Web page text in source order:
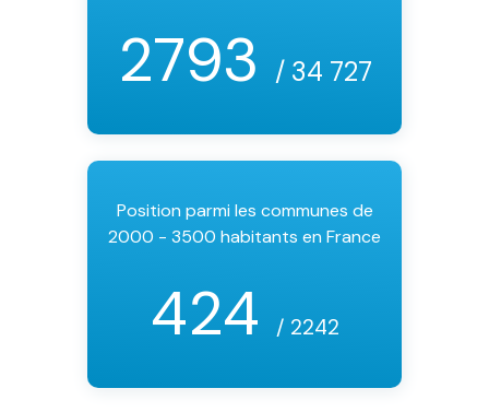
2793 / 34 727
Position parmi les communes de
2000 - 3500 habitants en France
424 / 2242